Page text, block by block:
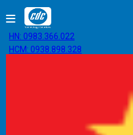
HN: 0983.366.022
HCM: 0938.898.328